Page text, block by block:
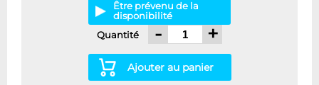
Être prévenu de la
disponibilité
Quantité
- +
Ajouter au panier